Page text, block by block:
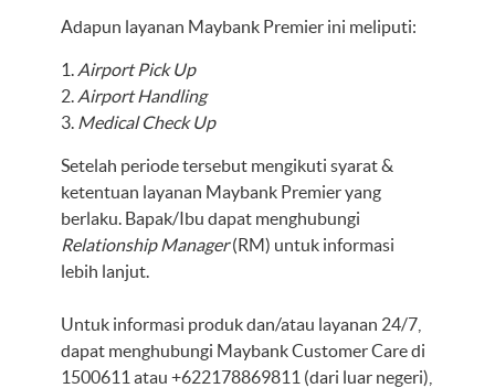
Adapun layanan Maybank Premier ini meliputi:
Airport Pick Up
Airport Handling
Medical Check Up
Setelah periode tersebut mengikuti syarat &
ketentuan layanan Maybank Premier yang
berlaku. Bapak/Ibu dapat menghubungi
Relationship Manager(RM) untuk informasi
lebih lanjut.
Untuk informasi produk dan/atau layanan 24/7,
dapat menghubungi Maybank Customer Care di
1500611 atau +622178869811 (dari luar negeri),